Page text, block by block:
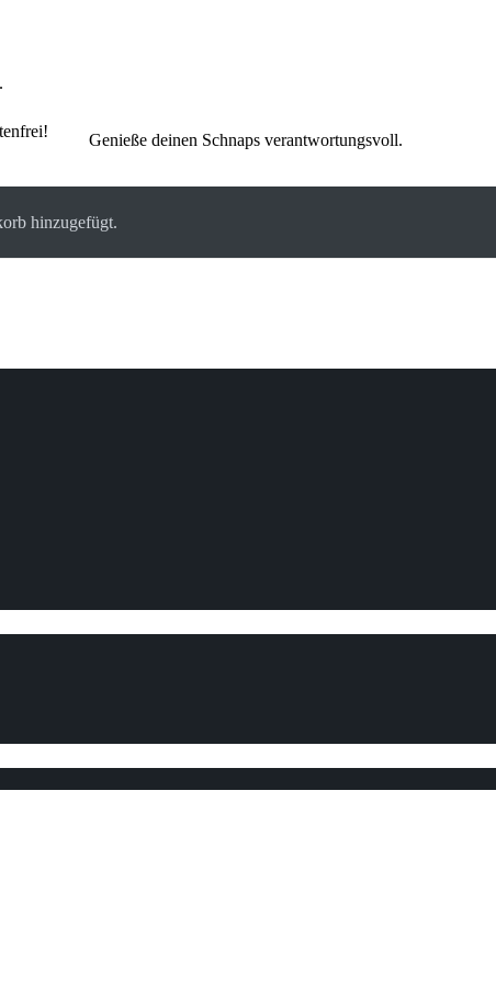
hinzugefügt.
Genieße deinen Schnaps verantwortungsvoll.